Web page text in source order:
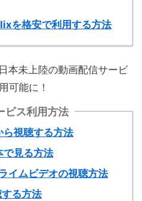
を格安で利用する方法
本未上陸の動画配信サービ
可能に！
ビス利用方法
視聴する方法
見る方法
イムビデオの視聴方法
る方法